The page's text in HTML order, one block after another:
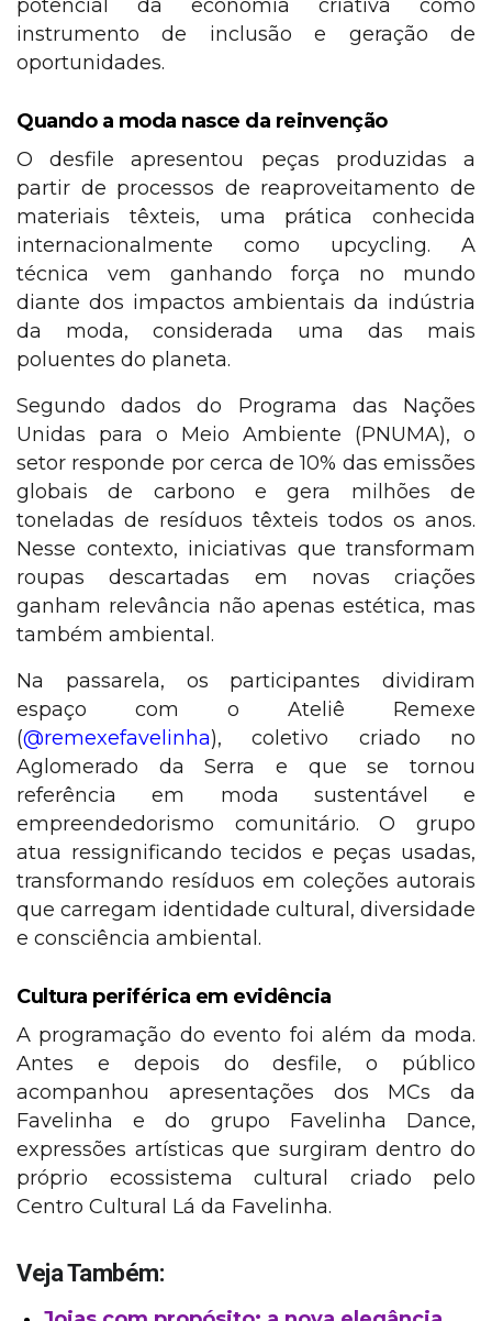
potencial da economia criativa como
instrumento de inclusão e geração de
oportunidades.
Quando a moda nasce da reinvenção
O desfile apresentou peças produzidas a
partir de processos de reaproveitamento de
materiais têxteis, uma prática conhecida
internacionalmente como upcycling. A
técnica vem ganhando força no mundo
diante dos impactos ambientais da indústria
da moda, considerada uma das mais
poluentes do planeta.
Segundo dados do Programa das Nações
Unidas para o Meio Ambiente (PNUMA), o
setor responde por cerca de 10% das emissões
globais de carbono e gera milhões de
toneladas de resíduos têxteis todos os anos.
Nesse contexto, iniciativas que transformam
roupas descartadas em novas criações
ganham relevância não apenas estética, mas
também ambiental.
Na passarela, os participantes dividiram
espaço com o Ateliê Remexe
(@remexefavelinha), coletivo criado no
Aglomerado da Serra e que se tornou
referência em moda sustentável e
empreendedorismo comunitário. O grupo
atua ressignificando tecidos e peças usadas,
transformando resíduos em coleções autorais
que carregam identidade cultural, diversidade
e consciência ambiental.
Cultura periférica em evidência
A programação do evento foi além da moda.
Antes e depois do desfile, o público
acompanhou apresentações dos MCs da
Favelinha e do grupo Favelinha Dance,
expressões artísticas que surgiram dentro do
próprio ecossistema cultural criado pelo
Centro Cultural Lá da Favelinha.
Veja Também: